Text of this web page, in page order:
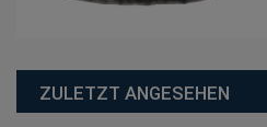
ZULETZT ANGESEHEN